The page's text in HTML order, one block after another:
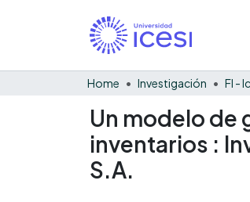
Home Investigación FI -
Un modelo de
inventarios :
S.A.